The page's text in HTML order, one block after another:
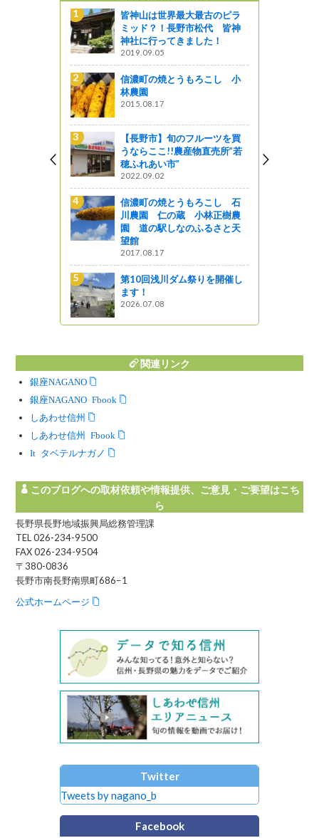
8/8(土)8/9(日)開催！第65回信
州上田七夕まつり
じょうしょう気流
線路は続くよどこまでも ～
特急あずさに乗ってみた～
来て！観て！松本『彩』発見
阿寺ブルーと柿其グリーンを
巡る（阿寺渓谷～柿其渓谷）
是より木曽路
のロケーション撮影が行われ
ました！🎬✨
い～な 上伊那
信濃町の焼とうもろこし 小
ほっと９（ナイン）ながの
関連リンク
銀座NAGANO
銀座NAGANO Facebook
しあわせ信州
しあわせ信州 Facebook
Instagram タベテルナガノ
このブログへの取材依頼や情報提供、ご意見・ご要望はこち
ら
長野県長野地域振興局総務管理課
TEL 026-234-9500
FAX 026-234-9504
〒380-0836
長野市南長野南県町686−1
公式ホームページ
Twitter
Tweets by nagano_b
Facebook